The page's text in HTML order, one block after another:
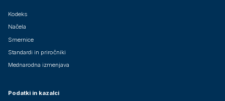
Kodeks
Načela
Smernice
Standardi in priročniki
Mednarodna izmenjava
Podatki in kazalci